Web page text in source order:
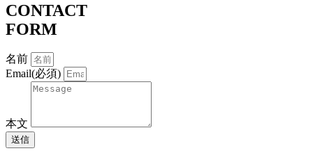
CONTACT
FORM
名前
Email(必須)
本文
送信